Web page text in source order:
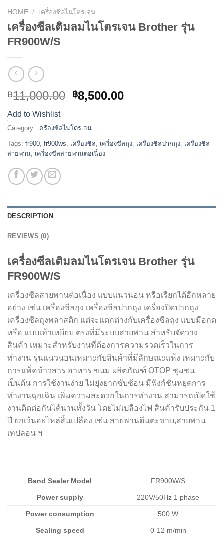
HOME / เครื่องซีลไนโตรเจน
เครื่องซีลเติมลมไนโตรเจน Brother รุ่น
FR900W/S
฿11,000.00 ฿8,500.00
Add to Wishlist
Category: เครื่องซีลไนโตรเจน
Tags: fr900, fr900ws, เครื่องซีล, เครื่องซีลถุง, เครื่องซีลปากถุง, เครื่องซีล
สายพาน, เครื่องซีลสายพานต่อเนื่อง
DESCRIPTION
REVIEWS (0)
เครื่องซีลเติมลมไนโตรเจน Brother รุ่น
FR900W/S
เครื่องซีลสายพานต่อเนื่อง แบบแนวนอน หรือเรียกได้อีกหลาย
อย่าง เช่น เครื่องซีลถุง เครื่องซีลปากถุง เครื่องปิดปากถุง
เครื่องซีลถุงพลาสติก แต่จะแตกต่างกับเครื่องซีลถุง แบบมือกด
หรือ แบบเท้าเหยียบ ตรงที่มีระบบสายพาน สำหรับจัดวาง
สินค้า เหมาะสำหรับงานที่ต้องการความรวดเร็วในการ
ทำงาน รุ่นแนวนอนเหมาะกับสินค้าที่มีลักษณะแห้ง เหมาะกับ
การแพ็คข้าวสาร อาหาร ขนม ผลิตภัณฑ์ OTOP ชุมชน
เป็นต้น การใช้งานง่าย ไม่ยุ่งยากซับซ้อน มีฟังก์ชันหยุดการ
ทำงานฉุกเฉิน เพิ่มความสะดวกในการทำงาน สามารถเปิดใช้
งานติดต่อกันได้นานทั้งวัน โดยไม่เปลืองไฟ สินค้ารับประกัน 1
ปี ยกเว้นอะไหล่สิ้นเปลือง เช่น สายพานตีนตะขาบ,สายพาน
เทปลอน ฯ
Band Sealer Model FR900W/S
Power supply 220V/50Hz 1 phase
Power consumption 500 W
Sealing speed 0-12 m/min